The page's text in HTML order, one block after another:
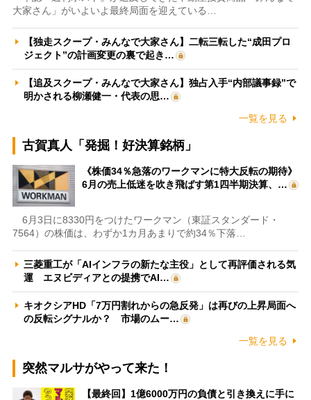
大家さん」がいよいよ最終局面を迎えている…
【独走スクープ・みんなで大家さん】二転三転した“成田プロ
ジェクト”の計画変更の裏で起き…
【追及スクープ・みんなで大家さん】独占入手“内部議事録”で
明かされる柳瀬健一・代表の思…
一覧を見る
古賀真人「発掘！好決算銘柄」
《株価34％急落のワークマンに特大反転の期待》
6月の売上低迷を吹き飛ばす第1四半期決算、…
6月3日に8330円をつけたワークマン（東証スタンダード・
7564）の株価は、わずか1カ月あまりで約34％下落…
三菱重工が「AIインフラの新たな主役」として再評価される気
運 エヌビディアとの提携でAI…
キオクシアHD「7万円割れからの急反発」は再びの上昇局面へ
の反転シグナルか？ 市場のムー…
一覧を見る
突然マルサがやって来た！
【最終回】1億6000万円の負債と引き換えに手に